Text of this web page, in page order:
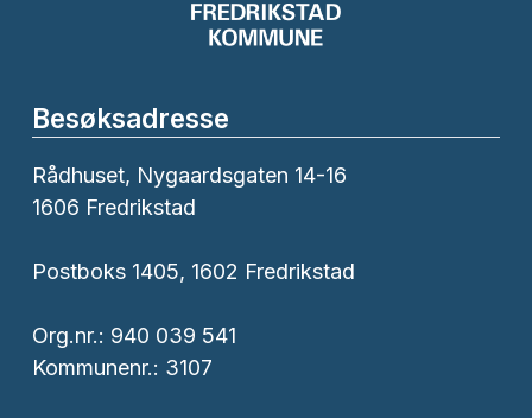
Besøksadresse
Rådhuset, Nygaardsgaten 14-16
1606 Fredrikstad
Postboks 1405, 1602 Fredrikstad
Org.nr.: 940 039 541
Kommunenr.: 3107